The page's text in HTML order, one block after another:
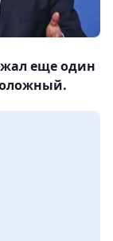
еще один